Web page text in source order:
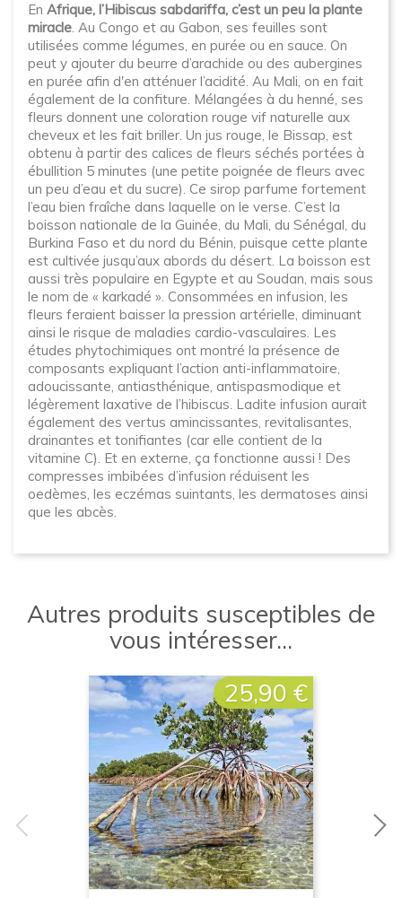
En Afrique, l’Hibiscus sabdariffa, c’est un peu la plante
miracle. Au Congo et au Gabon, ses feuilles sont
utilisées comme légumes, en purée ou en sauce. On
peut y ajouter du beurre d’arachide ou des aubergines
en purée afin d'en atténuer l’acidité. Au Mali, on en fait
également de la confiture. Mélangées à du henné, ses
fleurs donnent une coloration rouge vif naturelle aux
cheveux et les fait briller. Un jus rouge, le Bissap, est
obtenu à partir des calices de fleurs séchés portées à
ébullition 5 minutes (une petite poignée de fleurs avec
un peu d’eau et du sucre). Ce sirop parfume fortement
l’eau bien fraîche dans laquelle on le verse. C’est la
boisson nationale de la Guinée, du Mali, du Sénégal, du
Burkina Faso et du nord du Bénin, puisque cette plante
est cultivée jusqu’aux abords du désert. La boisson est
aussi très populaire en Egypte et au Soudan, mais sous
le nom de « karkadé ». Consommées en infusion, les
fleurs feraient baisser la pression artérielle, diminuant
ainsi le risque de maladies cardio-vasculaires. Les
études phytochimiques ont montré la présence de
composants expliquant l’action anti-inflammatoire,
adoucissante, antiasthénique, antispasmodique et
légèrement laxative de l’hibiscus. Ladite infusion aurait
également des vertus amincissantes, revitalisantes,
drainantes et tonifiantes (car elle contient de la
vitamine C). Et en externe, ça fonctionne aussi ! Des
compresses imbibées d’infusion réduisent les
oedèmes, les eczémas suintants, les dermatoses ainsi
que les abcès.
Autres produits susceptibles de
vous intéresser...
Prix
25,90 €